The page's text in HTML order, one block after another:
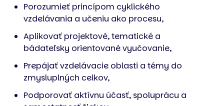
Porozumieť princípom cyklického
vzdelávania a učeniu ako procesu,
Aplikovať projektové, tematické a
bádateľsky orientované vyučovanie,
Prepájať vzdelávacie oblasti a témy do
zmysluplných celkov,
Podporovať aktívnu účasť, spoluprácu a